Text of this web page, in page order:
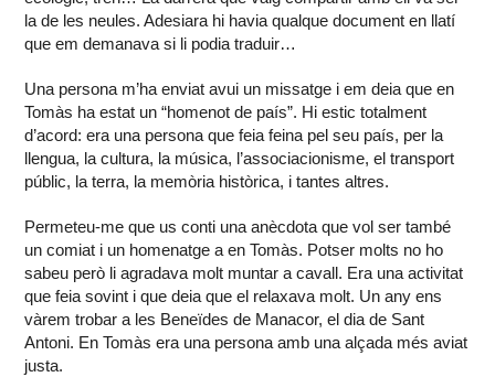
la de les neules. Adesiara hi havia qualque document en llatí
que em demanava si li podia traduir…
Una persona m’ha enviat avui un missatge i em deia que en
Tomàs ha estat un “homenot de país”. Hi estic totalment
d’acord: era una persona que feia feina pel seu país, per la
llengua, la cultura, la música, l’associacionisme, el transport
públic, la terra, la memòria històrica, i tantes altres.
Permeteu-me que us conti una anècdota que vol ser també
un comiat i un homenatge a en Tomàs. Potser molts no ho
sabeu però li agradava molt muntar a cavall. Era una activitat
que feia sovint i que deia que el relaxava molt. Un any ens
vàrem trobar a les Beneïdes de Manacor, el dia de Sant
Antoni. En Tomàs era una persona amb una alçada més aviat
justa.